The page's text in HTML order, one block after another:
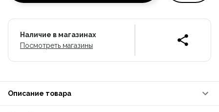
Наличие в магазинах
Посмотреть магазины
Описание товара